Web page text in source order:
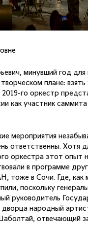
минувший год для
плане:
го оркестр
как участник
мероприятия
ответственны. Хотя
оркестра этот опыт
в программе
тоже в Сочи. Где, как
поскольку
руководитель
дворца народный
отвечающий